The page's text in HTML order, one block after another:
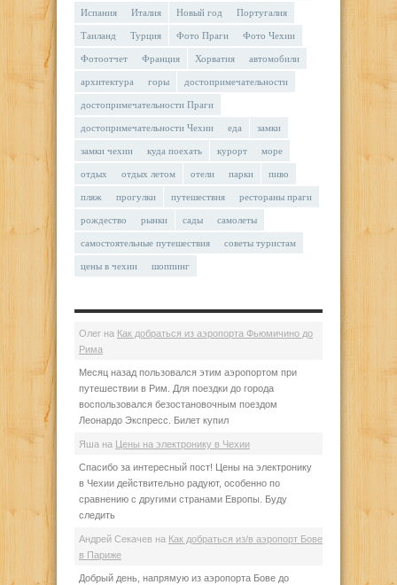
Испания Италия Новый год Португалия
Таиланд Турция Фото Праги Фото Чехии
Фотоотчет Франция Хорватия автомобили
архитектура горы достопримечательности
достопримечательности Праги
достопримечательности Чехии еда замки
замки чехии куда поехать курорт море
отдых отдых летом отели парки пиво
пляж прогулки путешествия рестораны праги
рождество рынки сады самолеты
самостоятельные путешествия советы туристам
цены в чехии шоппинг
Олег на Как добраться из аэропорта Фьюмичино до
Рима
Месяц назад пользовался этим аэропортом при
путешествии в Рим. Для поездки до города
воспользовался безостановочным поездом
Леонардо Экспресс. Билет купил
Яша на Цены на электронику в Чехии
Спасибо за интересный пост! Цены на электронику
в Чехии действительно радуют, особенно по
сравнению с другими странами Европы. Буду
следить
Андрей Секачев на Как добраться из/в аэропорт Бове
в Париже
Добрый день, напрямую из аэропорта Бове до